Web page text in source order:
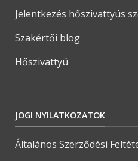
Jelentkezés hőszivattyús
Szakértői blog
Hőszivattyú
JOGI NYILATKOZATOK
Általános Szerződési